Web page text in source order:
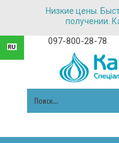
Низкие цены.
получении.
097-800-28-78